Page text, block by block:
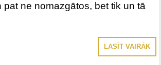
pat ne nomazgātos, bet tik un tā
LASĪT VAIRĀK